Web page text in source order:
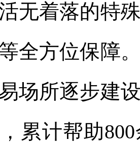
无着落的特
全方位保障
场所逐步建
累计帮助